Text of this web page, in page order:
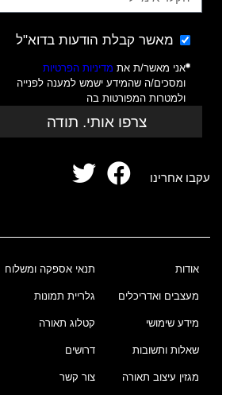
מאשר קבלת הודעות בדוא"ל
אני מאשר/ת את מדיניות הפרטיות
ומסכים/ה שהמידע ישמש למענה לפנייה
ולמטרות המפורטות בה
צרפו אותי. תודה
עקבו אחרינו
אודות
מעצבים ואדריכלים
מידע שימושי
שאלות ותשובות
מגזין עיצוב תאורה
תנאי אספקה ומשלוח
גלריית תמונות
קטלוג תאורה
דרושים
צור קשר